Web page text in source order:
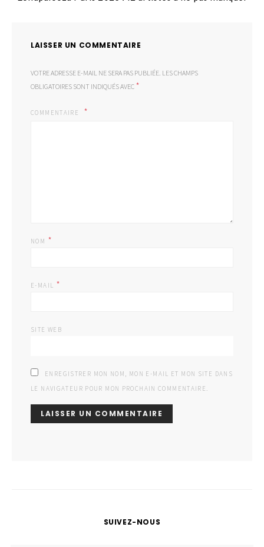
LAISSER UN COMMENTAIRE
VOTRE ADRESSE E-MAIL NE SERA PAS PUBLIÉE. LES CHAMPS
OBLIGATOIRES SONT INDIQUÉS AVEC *
COMMENTAIRE
NOM *
E-MAIL *
SITE WEB
ENREGISTRER MON NOM, MON E-MAIL ET MON SITE DANS
LE NAVIGATEUR POUR MON PROCHAIN COMMENTAIRE.
SUIVEZ-NOUS